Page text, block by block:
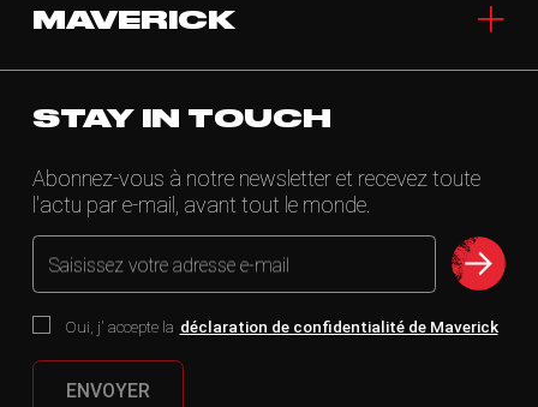
MAVERICK
STAY IN TOUCH
Abonnez-vous à notre newsletter et recevez toute
l'actu par e-mail, avant tout le monde.
Saisissez votre adresse e-mail
Oui, j' accepte la déclaration de confidentialité de Maverick
ENVOYER